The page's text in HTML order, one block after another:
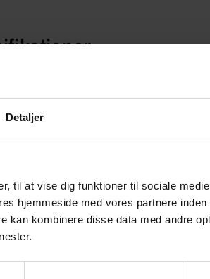
Detaljer
til at vise dig funktioner til sociale
hjemmeside med vores partnere inden
kan kombinere disse data med andre